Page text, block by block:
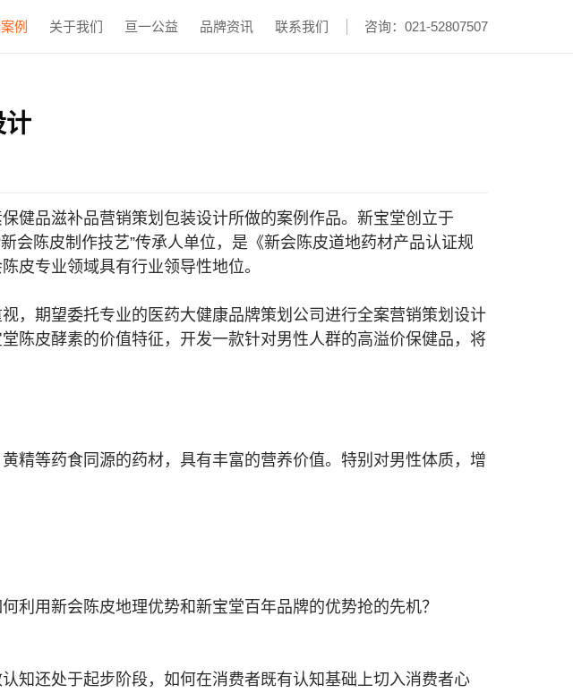
咨询：021-52807507
例 关于我们 亘一公益 品牌资讯 联系我们
计
健品滋补品营销策划包装设计所做的案例作品。新宝堂创立于
会陈皮制作技艺”传承人单位，是《新会陈皮道地药材产品认证规
皮专业领域具有行业领导性地位。
，期望委托专业的 医药大健康品牌策划公司 进行全案营销策划设计
陈皮酵素的价值特征，开发一款针对男性人群的高溢价保健品，将
精等药食同源的药材，具有丰富的营养价值。特别对男性体质，增
利用新会陈皮地理优势和新宝堂百年品牌的优势抢的先机？
知还处于起步阶段，如何在消费者既有认知基础上切入消费者心